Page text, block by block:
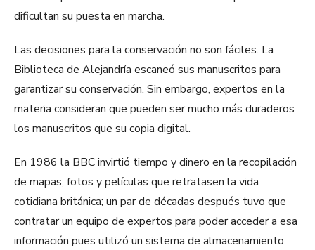
dificultan su puesta en marcha.
Las decisiones para la conservación no son fáciles. La
Biblioteca de Alejandría escaneó sus manuscritos para
garantizar su conservación. Sin embargo, expertos en la
materia consideran que pueden ser mucho más duraderos
los manuscritos que su copia digital.
En 1986 la BBC invirtió tiempo y dinero en la recopilación
de mapas, fotos y películas que retratasen la vida
cotidiana británica; un par de décadas después tuvo que
contratar un equipo de expertos para poder acceder a esa
información pues utilizó un sistema de almacenamiento